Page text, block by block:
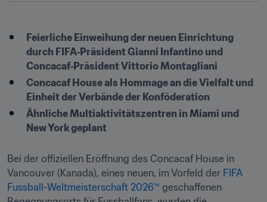
Feierliche Einweihung der neuen Einrichtung
durch FIFA‑Präsident Gianni Infantino und
Concacaf‑Präsident Vittorio Montagliani
Concacaf House als Hommage an die Vielfalt und
Einheit der Verbände der Konföderation
Ähnliche Multiaktivitätszentren in Miami und
New York geplant
Bei der offiziellen Eröffnung des Concacaf House in
Vancouver (Kanada), eines neuen, im Vorfeld der FIFA
Fussball-Weltmeisterschaft 2026™ geschaffenen